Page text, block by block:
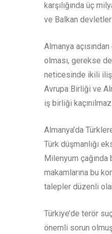
karşılığında üç
ve Balkan
Almanya
olması, gerekse
neticesinde ikili
Avrupa Birliği ve
iş birliği
Almanya’da
Türk düşmanlığı
Milenyum çağında
makamlarına bu
talepler düzenli
Türkiye’de terör
önemli sorun